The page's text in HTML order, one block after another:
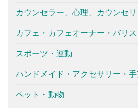
カウンセラー、心理、カウンセ
カフェ・カフェオーナー・バリス
スポーツ・運動
ハンドメイド・アクセサリー・
ペット・動物